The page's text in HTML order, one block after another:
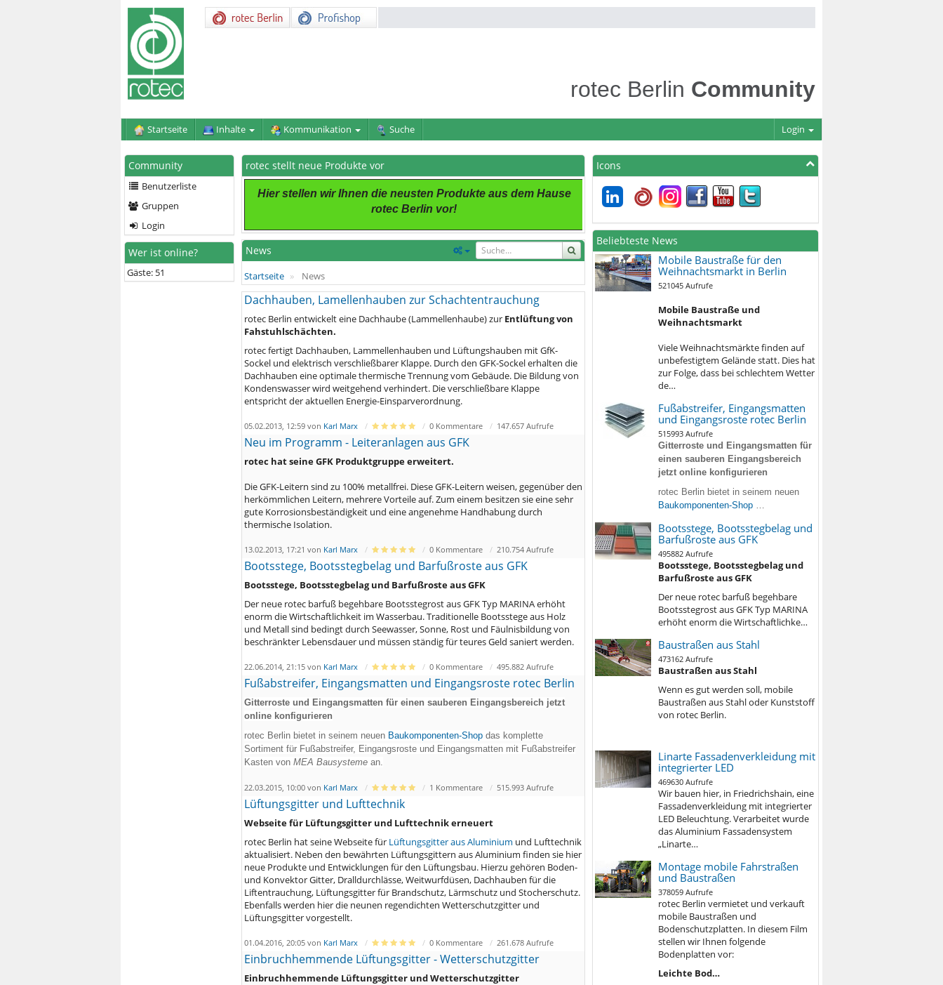
rotec Berlin Community
Startseite Inhalte Kommunikation Suche Login
Community
Benutzerliste
Gruppen
Login
Wer ist online?
Gäste: 51
rotec stellt neue Produkte vor
Hier stellen wir Ihnen die neusten Produkte aus dem Hause
rotec Berlin vor!
News
Startseite News
Dachhauben, Lamellenhauben zur Schachtentrauchung
rotec Berlin entwickelt eine Dachhaube (Lammellenhaube) zur Entlüftung von
Fahstuhlschächten.
rotec fertigt Dachhauben, Lammellenhauben und Lüftungshauben mit GfK-
Sockel und elektrisch verschließbarer Klappe. Durch den GFK-Sockel erhalten die
Dachhauben eine optimale thermische Trennung vom Gebäude. Die Bildung von
Kondenswasser wird weitgehend verhindert. Die verschließbare Klappe
entspricht der aktuellen Energie-Einsparverordnung.
05.02.2013, 12:59 von Karl Marx 0 Kommentare 147.657 Aufrufe
Neu im Programm - Leiteranlagen aus GFK
rotec hat seine GFK Produktgruppe erweitert.
Die GFK-Leitern sind zu 100% metallfrei. Diese GFK-Leitern weisen, gegenüber den
herkömmlichen Leitern, mehrere Vorteile auf. Zum einem besitzen sie eine sehr
gute Korrosionsbeständigkeit und eine angenehme Handhabung durch
thermische Isolation.
13.02.2013, 17:21 von Karl Marx 0 Kommentare 210.754 Aufrufe
Bootsstege, Bootsstegbelag und Barfußroste aus GFK
Bootsstege, Bootsstegbelag und Barfußroste aus GFK
Der neue rotec barfuß begehbare Bootsstegrost aus GFK Typ MARINA erhöht
enorm die Wirtschaftlichkeit im Wasserbau. Traditionelle Bootsstege aus Holz
und Metall sind bedingt durch Seewasser, Sonne, Rost und Fäulnisbildung von
beschränkter Lebensdauer und müssen ständig für teures Geld saniert werden.
22.06.2014, 21:15 von Karl Marx 0 Kommentare 495.882 Aufrufe
Fußabstreifer, Eingangsmatten und Eingangsroste rotec Berlin
Gitterroste und Eingangsmatten für einen sauberen Eingangsbereich jetzt
online konfigurieren
rotec Berlin bietet in seinem neuen Baukomponenten-Shopdas komplette
Sortiment für Fußabstreifer, Eingangsroste und Eingangsmatten mit Fußabstreifer
Kasten von MEA Bausystemean.
22.03.2015, 10:00 von Karl Marx 1 Kommentare 515.993 Aufrufe
Lüftungsgitter und Lufttechnik
Webseite für Lüftungsgitter und Lufttechnik erneuert
rotec Berlin hat seine Webseite für Lüftungsgitter aus Aluminium und Lufttechnik
aktualisiert. Neben den bewährten Lüftungsgittern aus Aluminium finden sie hier
neue Produkte und Entwicklungen für den Lüftungsbau. Hierzu gehören Boden-
und Konvektor Gitter, Dralldurchlässe, Weitwurfdüsen, Dachhauben für die
Liftentrauchung, Lüftungsgitter für Brandschutz, Lärmschutz und Stocherschutz.
Ebenfalls werden hier die neunen regendichten Wetterschutzgitter und
Lüftungsgitter vorgestellt.
01.04.2016, 20:05 von Karl Marx 0 Kommentare 261.678 Aufrufe
Einbruchhemmende Lüftungsgitter - Wetterschutzgitter
Einbruchhemmende Lüftungsgitter und Wetterschutzgitter
Icons
Beliebteste News
Mobile Baustraße für den
Weihnachtsmarkt in Berlin
521045 Aufrufe
Mobile Baustraße und
Weihnachtsmarkt
Viele Weihnachtsmärkte finden auf
unbefestigtem Gelände statt. Dies hat
zur Folge, dass bei schlechtem Wetter
de…
Fußabstreifer, Eingangsmatten
und Eingangsroste rotec Berlin
515993 Aufrufe
Gitterroste und Eingangsmatten für
einen sauberen Eingangsbereich
jetzt online konfigurieren
rotec Berlin bietet in seinem neuen
Baukomponenten-Shop…
Bootsstege, Bootsstegbelag und
Barfußroste aus GFK
495882 Aufrufe
Bootsstege, Bootsstegbelag und
Barfußroste aus GFK
Der neue rotec barfuß begehbare
Bootsstegrost aus GFK Typ MARINA
erhöht enorm die Wirtschaftlichke…
Baustraßen aus Stahl
473162 Aufrufe
Baustraßen aus Stahl
Wenn es gut werden soll, mobile
Baustraßen aus Stahl oder Kunststoff
von rotec Berlin.
Linarte Fassadenverkleidung mit
integrierter LED
469630 Aufrufe
Wir bauen hier, in Friedrichshain, eine
Fassadenverkleidung mit integrierter
LED Beleuchtung. Verarbeitet wurde
das Aluminium Fassadensystem
„Linarte…
Montage mobile Fahrstraßen
und Baustraßen
378059 Aufrufe
rotec Berlin vermietet und verkauft
mobile Baustraßen und
Bodenschutzplatten. In diesem Film
stellen wir Ihnen folgende
Bodenplatten vor:
Leichte Bod…